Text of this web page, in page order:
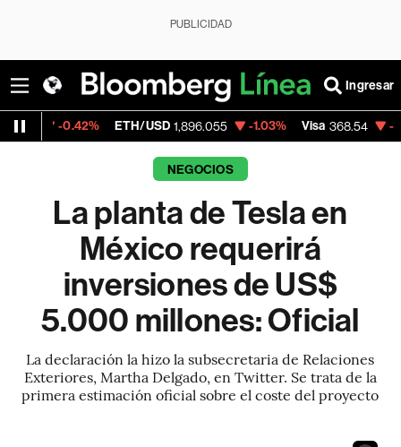
PUBLICIDAD
Ingresar
ETH/USD 1,896.055 -1.03% Visa 368.54 -0.28%
NEGOCIOS
La planta de Tesla en
México requerirá
inversiones de US$
5.000 millones: Oficial
La declaración la hizo la subsecretaria de Relaciones
Exteriores, Martha Delgado, en Twitter. Se trata de la
primera estimación oficial sobre el coste del proyecto